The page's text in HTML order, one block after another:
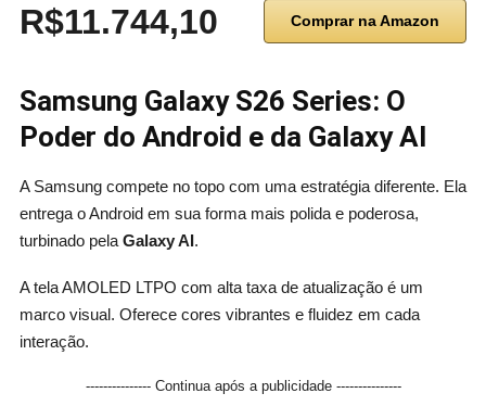
R$11.744,10 Comprar na Amazon
Samsung Galaxy S26 Series: O
Poder do Android e da Galaxy AI
A Samsung compete no topo com uma estratégia diferente. Ela
entrega o Android em sua forma mais polida e poderosa,
turbinado pela Galaxy AI.
A tela AMOLED LTPO com alta taxa de atualização é um
marco visual. Oferece cores vibrantes e fluidez em cada
interação.
--------------- Continua após a publicidade ---------------